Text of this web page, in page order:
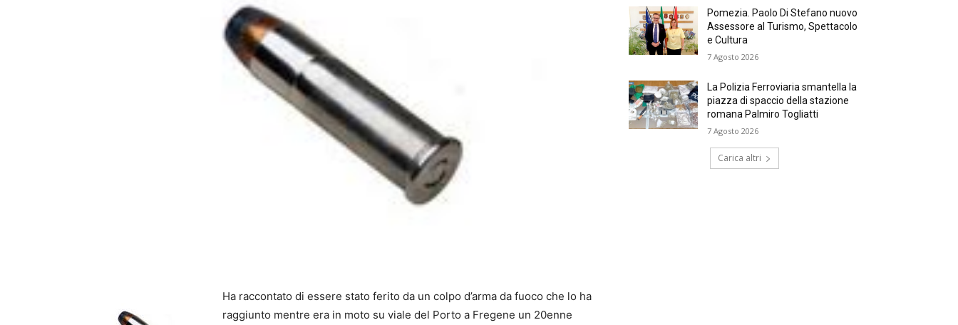
Ha raccontato di essere stato ferito da un colpo d’arma da fuoco che lo ha
raggiunto mentre era in moto su viale del Porto a Fregene un 20enne
Pomezia. Paolo Di Stefano nuovo
Assessore al Turismo, Spettacolo
e Cultura
7 Agosto 2026
La Polizia Ferroviaria smantella la
piazza di spaccio della stazione
romana Palmiro Togliatti
7 Agosto 2026
Carica altri